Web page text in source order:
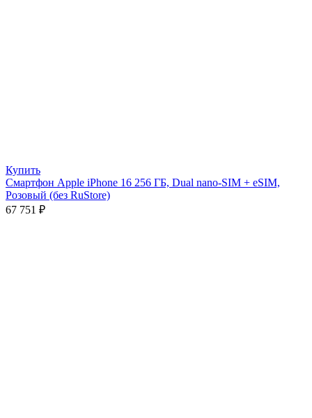
Купить
Смартфон Apple iPhone 16 256 ГБ, Dual nano-SIM + eSIM,
Розовый (без RuStore)
67 751 ₽